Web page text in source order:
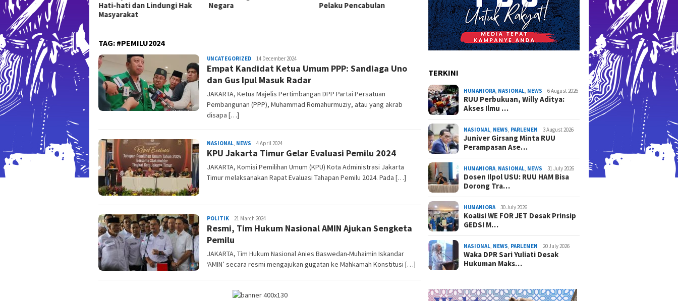
Hak Dasar Warga
Hati-hati dan Lindungi Hak
Masyarakat
Negara
Pelaku Pencabulan
Intervensi Hukum
adalah Hak Dasar Warga
Negara
Hati-
TAG: #PEMILU2024
UNCATEGORIZEDRedaksi
14 December 2024
Empat Kandidat Ketua Umum PPP: Sandiaga Uno
dan Gus Ipul Masuk Radar
JAKARTA, Ketua Majelis Pertimbangan DPP Partai Persatuan
Pembangunan (PPP), Muhammad Romahurmuziy, atau yang akrab
disapa […]
NASIONAL, NEWS Marhon
4 April 2024
KPU Jakarta Timur Gelar Evaluasi Pemilu 2024
JAKARTA, Komisi Pemilihan Umum (KPU) Kota Administrasi Jakarta
Timur melaksanakan Rapat Evaluasi Tahapan Pemilu 2024. Pada […]
POLITIKMarhon
21 March 2024
Resmi, Tim Hukum Nasional AMIN Ajukan Sengketa
Pemilu
JAKARTA, Tim Hukum Nasional Anies Baswedan-Muhaimin Iskandar
‘AMIN’ secara resmi mengajukan gugatan ke Mahkamah Konstitusi […]
TERKINI
HUMANIORA NASIONAL NEWS 6 August 2026
RUU Perbukuan, Willy Aditya:
Akses Ilmu …
NASIONAL NEWS PARLEMEN 3 August 2026
Juniver Girsang Minta RUU
Perampasan Ase…
HUMANIORA NASIONAL NEWS 31 July 2026
Dosen Ilpol USU: RUU HAM Bisa
Dorong Tra…
HUMANIORA 30 July 2026
Koalisi WE FOR JET Desak Prinsip
GEDSI M…
NASIONAL NEWS PARLEMEN 20 July 2026
Waka DPR Sari Yuliati Desak
Hukuman Maks…